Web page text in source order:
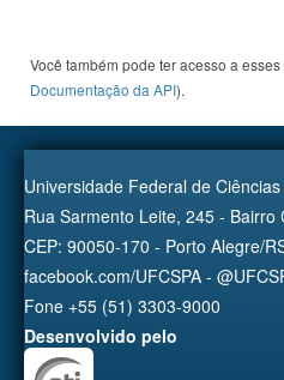
Você também pode ter acesso a
Documentação da API).
Universidade Federal de
Rua Sarmento Leite, 245 - Bairro
CEP: 90050-170 - Porto Alegre/
facebook.com/UFCSPA -
Fone +55 (51) 3303-9000
Desenvolvido pelo